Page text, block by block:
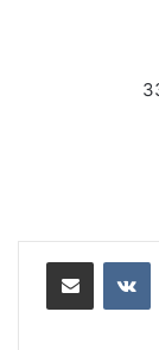
مشاركة عبر البريد